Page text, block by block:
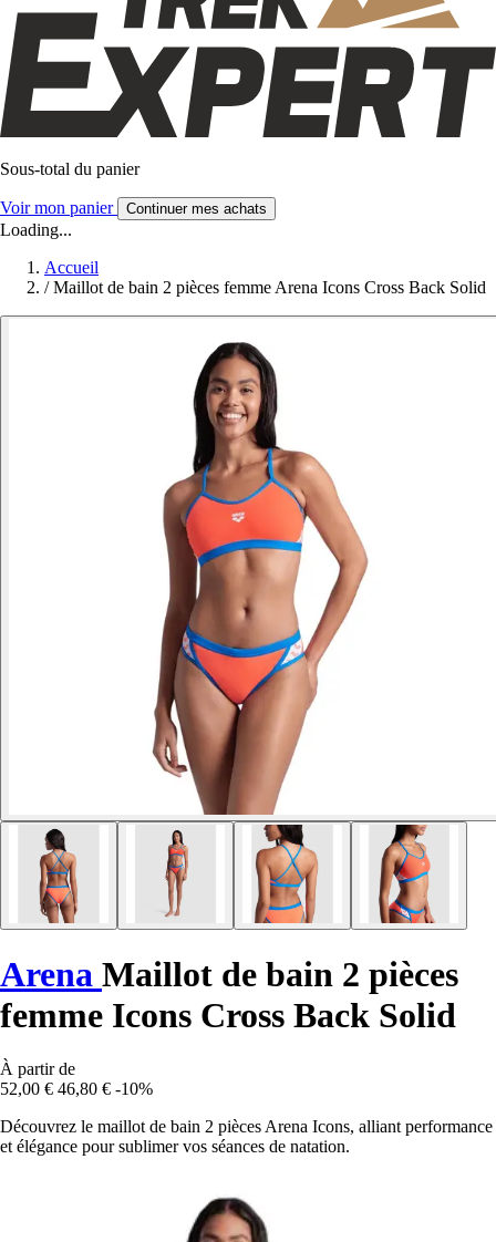
Sous-total du panier
Voir mon panier Continuer mes achats
Loading...
Accueil
/ Maillot de bain 2 pièces femme Arena Icons Cross Back Solid
Arena Maillot de bain 2 pièces
femme Icons Cross Back Solid
À partir de
52,00 € 46,80 € -10%
Découvrez le maillot de bain 2 pièces Arena Icons, alliant performance
et élégance pour sublimer vos séances de natation.